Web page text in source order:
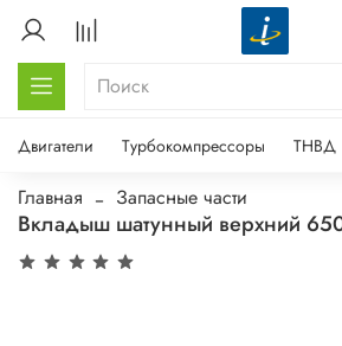
Двигатели Турбокомпрессоры ТНВД
Главная Запасные части
Вкладыш шатунный верхний